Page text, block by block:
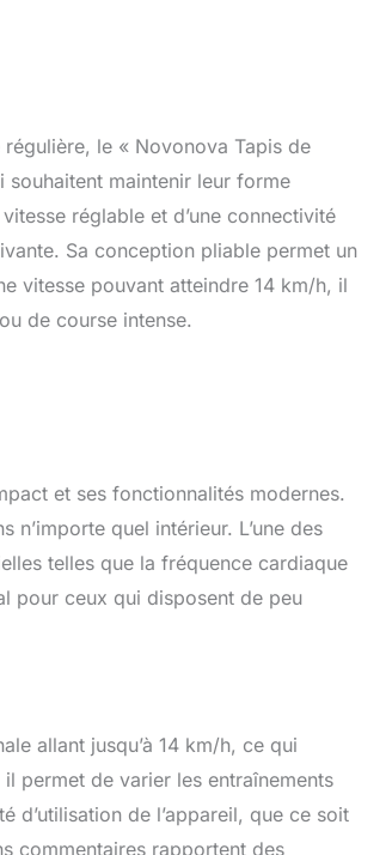
le « Novonova Tapis de
souhaitent maintenir leur forme
réglable et d’une connectivité
Sa conception pliable permet un
vitesse pouvant atteindre 14 km/h, il
de course intense.
et ses fonctionnalités modernes.
quel intérieur. L’une des
telles que la fréquence cardiaque
pour ceux qui disposent de peu
allant jusqu’à 14 km/h, ce qui
permet de varier les entraînements
d’utilisation de l’appareil, que ce soit
commentaires rapportent des